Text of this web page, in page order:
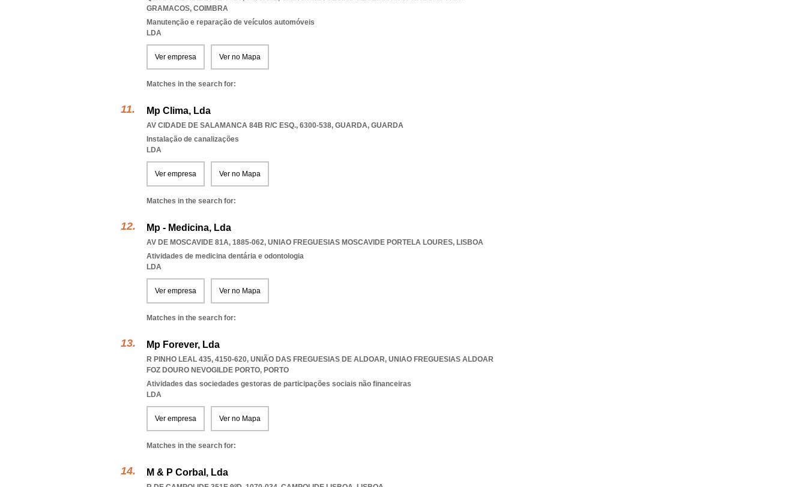
GRAMACOS, COIMBRA
Manutenção e reparação de veículos automóveis
LDA
Ver empresa Ver no Mapa
Matches in the search for:
Mp Clima, Lda
AV CIDADE DE SALAMANCA 84B R/C ESQ., 6300-538, GUARDA, GUARDA
Instalação de canalizações
LDA
Ver empresa Ver no Mapa
Matches in the search for:
Mp - Medicina, Lda
AV DE MOSCAVIDE 81A, 1885-062, UNIAO FREGUESIAS MOSCAVIDE PORTELA LOURES, LISBOA
Atividades de medicina dentária e odontologia
LDA
Ver empresa Ver no Mapa
Matches in the search for:
Mp Forever, Lda
R PINHO LEAL 435, 4150-620, UNIÃO DAS FREGUESIAS DE ALDOAR, UNIAO FREGUESIAS ALDOAR
FOZ DOURO NEVOGILDE PORTO, PORTO
Atividades das sociedades gestoras de participações sociais não financeiras
LDA
Ver empresa Ver no Mapa
Matches in the search for:
M & P Corbal, Lda